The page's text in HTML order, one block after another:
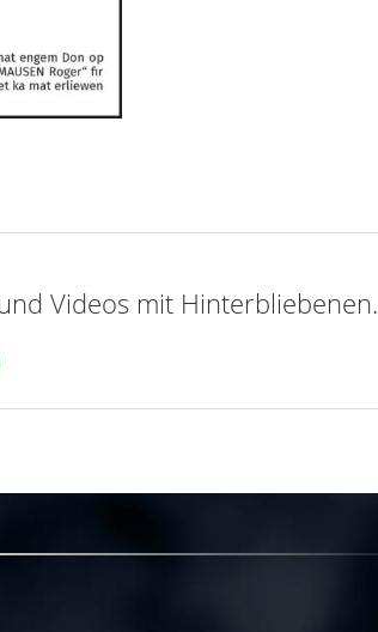
Videos mit Hinterbliebenen.